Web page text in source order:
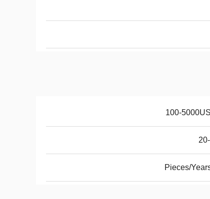
100-